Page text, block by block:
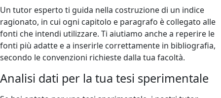
Un tutor esperto ti guida nella costruzione di un indice
ragionato, in cui ogni capitolo e paragrafo è collegato alle
fonti che intendi utilizzare. Ti aiutiamo anche a reperire le
fonti più adatte e a inserirle correttamente in bibliografia,
secondo le convenzioni richieste dalla tua facoltà.
Analisi dati per la tua tesi sperimentale